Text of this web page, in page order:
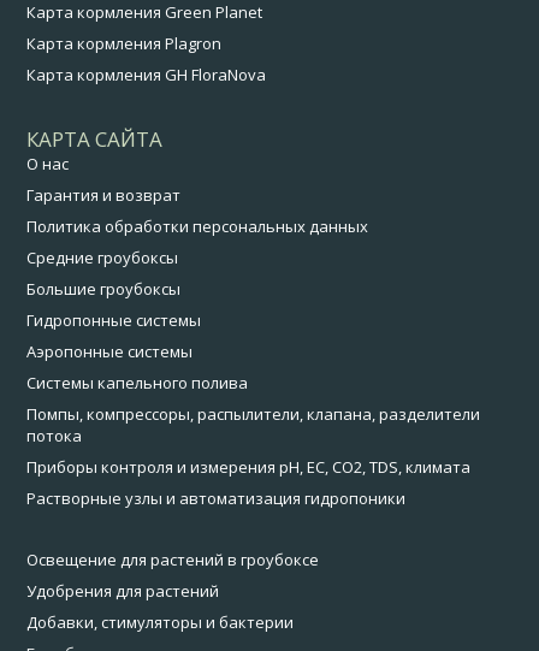
Карта кормления Green Planet
Карта кормления Plagron
Карта кормления GH FloraNova
КАРТА САЙТА
О нас
Гарантия и возврат
Политика обработки персональных данных
Средние гроубоксы
Большие гроубоксы
Гидропонные системы
Аэропонные системы
Системы капельного полива
Помпы, компрессоры, распылители, клапана, разделители
потока
Приборы контроля и измерения pH, EC, CO2, TDS, климата
Растворные узлы и автоматизация гидропоники
Освещение для растений в гроубоксе
Удобрения для растений
Добавки, стимуляторы и бактерии